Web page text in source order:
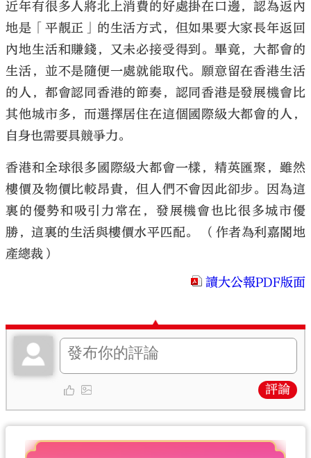
近年有很多人將北上消費的好處掛在口邊，認為返內
地是「平靚正」的生活方式，但如果要大家長年返回
內地生活和賺錢，又未必接受得到。畢竟，大都會的
生活，並不是隨便一處就能取代。願意留在香港生活
的人，都會認同香港的節奏，認同香港是發展機會比
其他城市多，而選擇居住在這個國際級大都會的人，
自身也需要具競爭力。
香港和全球很多國際級大都會一樣，精英匯聚，雖然
樓價及物價比較昂貴，但人們不會因此卻步。因為這
裏的優勢和吸引力常在，發展機會也比很多城市優
勝，這裏的生活與樓價水平匹配。 （作者為利嘉閣地
產總裁）
讀大公報PDF版面
評論